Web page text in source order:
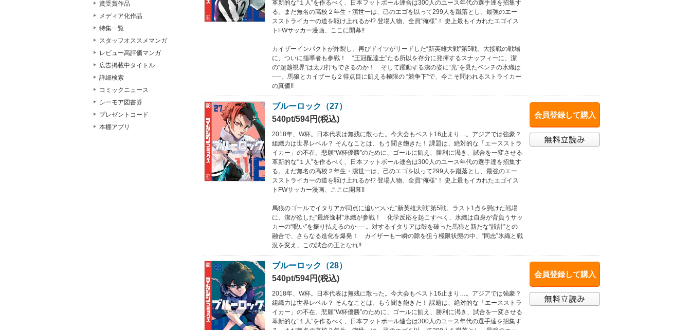
賞受賞作品
メディア化作品
特集一覧
スタッフオススメマンガ
レビュー高評価マンガ
広告掲載中タイトル
詳細検索
コミックニュース
シーモア図書券
プレゼントコード
本棚アプリ
革新的な“１人”を作るべく、日本フットボール連合は300人のユース年代の選手達を招集す
る。まだ無名の高校２年生・潔世一は、己のエゴを以って299人を蹴落とし、最強のエー
スストライカーの道を駆け上れるか!? 登場人物、全員“俺様”！ 史上最もイカれたエゴイス
トFWサッカー漫画、ここに開幕!!
カイザーインパクトが炸裂し、再びドイツがリードした“新英雄大戦”第5戦。大接戦の戦場
に、ついに指導者も参戦！ “王冠配達士”たる所以を存分に発揮するスナッフィーに、潔
の“超越視界”は太刀打ちできるのか！ そして躍動する潔の姿に“光”を見たベンチの氷織は
──。馬狼とカイザーも２得点目に飢える極限の “競争下”で、今こそ問われるストライカー
の真価!!
会員登録して購入
ブルーロック（27）
540pt/594円(税込)
2018年、W杯。日本代表は無残に散った。今大会もベスト16止まり…。アジアでは強豪？
組織力は世界レベル？ そんなことは、もう聞き飽きた！ 課題は、絶対的な「エースストラ
イカー」の不在。悲願“W杯優勝”のために、ゴールに飢え、勝利に渇き、試合を一変させる
革新的な“１人”を作るべく、日本フットボール連合は300人のユース年代の選手達を招集す
る。まだ無名の高校２年生・潔世一は、己のエゴを以って299人を蹴落とし、最強のエー
スストライカーの道を駆け上れるか!? 登場人物、全員“俺様”！ 史上最もイカれたエゴイス
トFWサッカー漫画、ここに開幕!!
馬狼のゴールでイタリアが同点に追いついた“新英雄大戦”第5戦。ラスト1点を懸けた戦場
に、潔が欲した“最終逸材”氷織が参戦！ 化学反応を起こすべく、氷織は自身が背負うサッ
カーの“呪い”を振り払えるのか──。対するイタリアは殻を破った馬狼と新たな“設計”との
融合で、さらなる進化を爆発！ カイザーも一瞬の隙を狙う極限状態の中、“同志”氷織と戦
況を変え、この試合の王となれ!!
会員登録して購入
ブルーロック（28）
540pt/594円(税込)
2018年、W杯。日本代表は無残に散った。今大会もベスト16止まり…。アジアでは強豪？
組織力は世界レベル？ そんなことは、もう聞き飽きた！ 課題は、絶対的な「エースストラ
イカー」の不在。悲願“W杯優勝”のために、ゴールに飢え、勝利に渇き、試合を一変させる
革新的な“１人”を作るべく、日本フットボール連合は300人のユース年代の選手達を招集す